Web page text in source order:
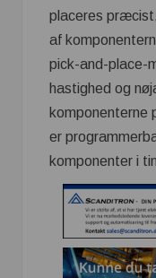
placeres
af
pick-and-place-
hastighed og
komponenterne
er
komponenter i